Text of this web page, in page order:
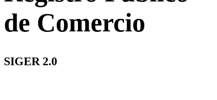
de Comercio
SIGER 2.0